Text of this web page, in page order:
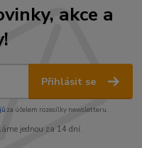
akce a
Přihlásit se
za účelem rozesílky newsletteru.
jednou za 14 dní.